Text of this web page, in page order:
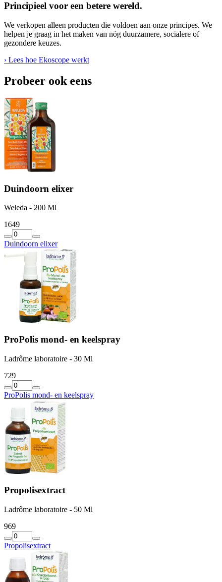
Principieel voor een betere wereld.
We verkopen alleen producten die voldoen aan onze principes. We
helpen je graag in het maken van nóg duurzamere, socialere of
gezondere keuzes.
› Lees hoe Ekoscope werkt
Probeer ook eens
Duindoorn elixer
Weleda - 200 Ml
1649
Duindoorn elixer
ProPolis mond- en keelspray
Ladrôme laboratoire - 30 Ml
729
ProPolis mond- en keelspray
Propolisextract
Ladrôme laboratoire - 50 Ml
969
Propolisextract